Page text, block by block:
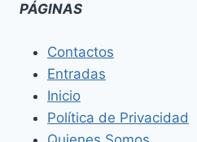
PÁGINAS
Contactos
Entradas
Inicio
Política de Privacidad